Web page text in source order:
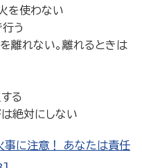
を使わない
う
離れない。離れるときは
る
絶対にしない
事に注意！ あなたは責任